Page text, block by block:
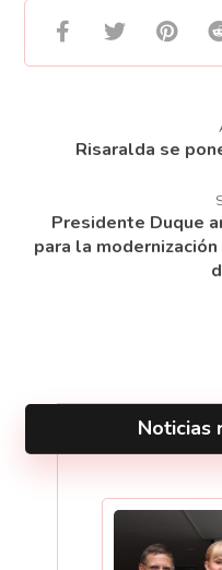
Risaralda se
Presidente Duque
para la
Noticias